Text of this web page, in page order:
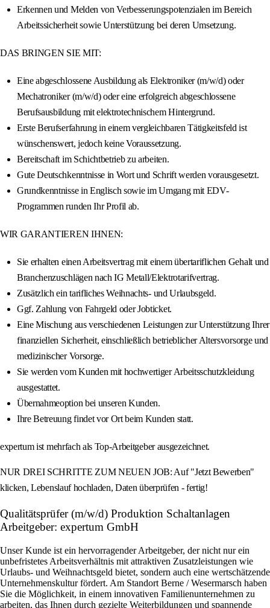
Erkennen und Melden von Verbesserungspotenzialen im Bereich
Arbeitssicherheit sowie Unterstützung bei deren Umsetzung.
DAS BRINGEN SIE MIT:
Eine abgeschlossene Ausbildung als Elektroniker (m/w/d) oder
Mechatroniker (m/w/d) oder eine erfolgreich abgeschlossene
Berufsausbildung mit elektrotechnischem Hintergrund.
Erste Berufserfahrung in einem vergleichbaren Tätigkeitsfeld ist
wünschenswert, jedoch keine Voraussetzung.
Bereitschaft im Schichtbetrieb zu arbeiten.
Gute Deutschkenntnisse in Wort und Schrift werden vorausgesetzt.
Grundkenntnisse in Englisch sowie im Umgang mit EDV-
Programmen runden Ihr Profil ab.
WIR GARANTIEREN IHNEN:
Sie erhalten einen Arbeitsvertrag mit einem übertariflichen Gehalt und
Branchenzuschlägen nach IG Metall/Elektrotarifvertrag.
Zusätzlich ein tarifliches Weihnachts- und Urlaubsgeld.
Ggf. Zahlung von Fahrgeld oder Jobticket.
Eine Mischung aus verschiedenen Leistungen zur Unterstützung Ihrer
finanziellen Sicherheit, einschließlich betrieblicher Altersvorsorge und
medizinischer Vorsorge.
Sie werden vom Kunden mit hochwertiger Arbeitsschutzkleidung
ausgestattet.
Übernahmeoption bei unseren Kunden.
Ihre Betreuung findet vor Ort beim Kunden statt.
expertum ist mehrfach als Top-Arbeitgeber ausgezeichnet.
NUR DREI SCHRITTE ZUM NEUEN JOB: Auf "Jetzt Bewerben"
klicken, Lebenslauf hochladen, Daten überprüfen - fertig!
Qualitätsprüfer (m/w/d) Produktion Schaltanlagen
Arbeitgeber: expertum GmbH
Unser Kunde ist ein hervorragender Arbeitgeber, der nicht nur ein
unbefristetes Arbeitsverhältnis mit attraktiven Zusatzleistungen wie
Urlaubs- und Weihnachtsgeld bietet, sondern auch eine wertschätzende
Unternehmenskultur fördert. Am Standort Berne / Wesermarsch haben
Sie die Möglichkeit, in einem innovativen Familienunternehmen zu
arbeiten, das Ihnen durch gezielte Weiterbildungen und spannende